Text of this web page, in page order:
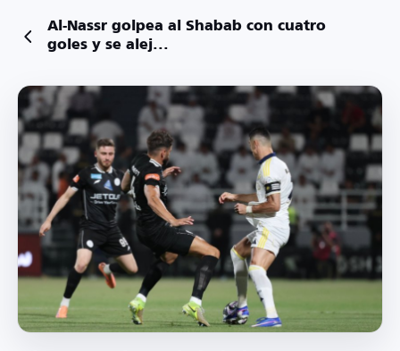
Al-Nassr golpea al Shabab con cuatro
goles y se alej...